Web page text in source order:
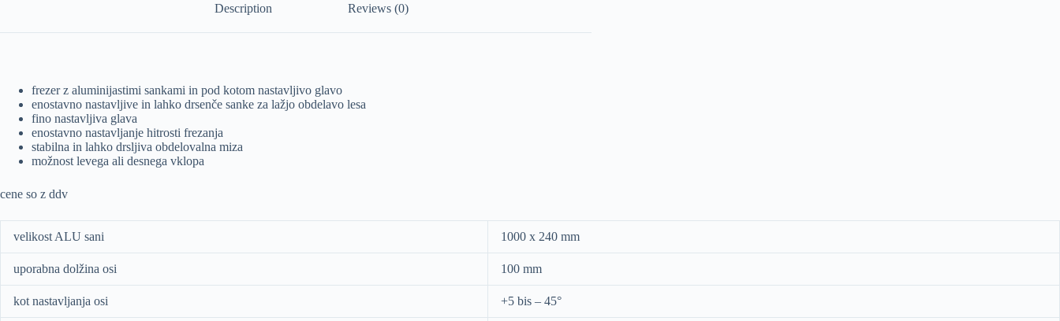
Description Reviews (0)
frezer z aluminijastimi sankami in pod kotom nastavljivo glavo
enostavno nastavljive in lahko drsenče sanke za lažjo obdelavo lesa
fino nastavljiva glava
enostavno nastavljanje hitrosti frezanja
stabilna in lahko drsljiva obdelovalna miza
možnost levega ali desnega vklopa
cene so z ddv
velikost ALU sani 1000 x 240 mm
uporabna dolžina osi 100 mm
kot nastavljanja osi +5 bis – 45°